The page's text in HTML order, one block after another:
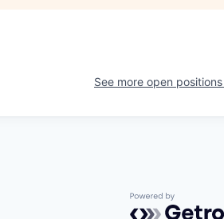
See more open
Powered by